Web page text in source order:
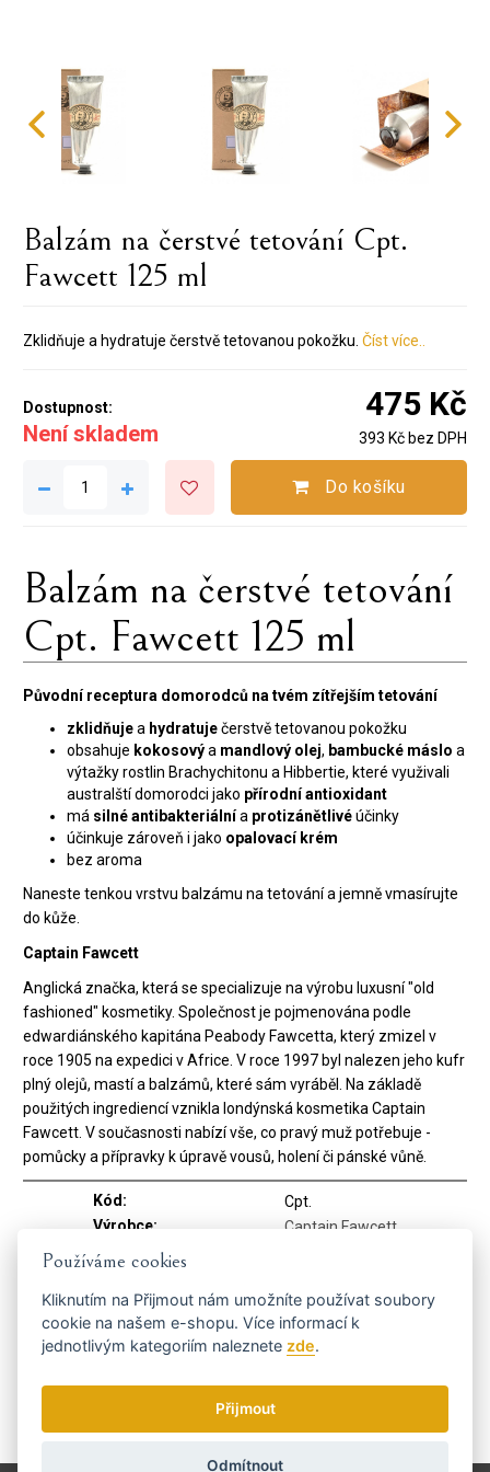
Balzám na čerstvé tetování Cpt.
Fawcett 125 ml
Zklidňuje a hydratuje čerstvě tetovanou pokožku. Číst více..
Dostupnost:
Není skladem
475 Kč
393 Kč bez DPH
Do košíku
Balzám na čerstvé tetování
Cpt. Fawcett 125 ml
Původní receptura domorodců na tvém zítřejším tetování
zklidňujea hydratuječerstvě tetovanou pokožku
obsahuje kokosovýa mandlový olej, bambucké máslo a
výtažky rostlin Brachychitonu a Hibbertie, které využivali
australští domorodci jako přírodní antioxidant
má silné antibakteriálnía protizánětlivéúčinky
účinkuje zároveň i jako opalovací krém
bez aroma
Naneste tenkou vrstvu balzámu na tetování a jemně vmasírujte
do kůže.
Captain Fawcett
Anglická značka, která se specializuje na výrobu luxusní "old
fashioned" kosmetiky. Společnost je pojmenována podle
edwardiánského kapitána Peabody Fawcetta, který zmizel v
roce 1905 na expedici v Africe. V roce 1997 byl nalezen jeho kufr
plný olejů, mastí a balzámů, které sám vyráběl. Na základě
použitých ingrediencí vznikla londýnská kosmetika Captain
Fawcett. V současnosti nabízí vše, co pravý muž potřebuje -
pomůcky a přípravky k úpravě vousů, holení či pánské vůně.
Kód:
Cpt.
Výrobce:
Captain Fawcett
Dostaňte se včas k tomu
nejvýhodnějšímu...
Používáme cookies
Kliknutím na Přijmout nám umožníte používat soubory
cookie na našem e-shopu. Více informací k
jednotlivým kategoriím naleznete zde.
Přijmout
Odmítnout